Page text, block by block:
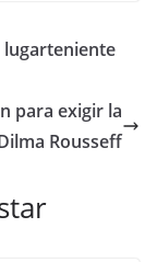
lugarteniente
para exigir la
Rousseff